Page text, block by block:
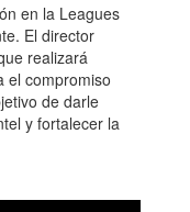
en la Leagues
El director
realizará
el compromiso
de darle
y fortalecer la